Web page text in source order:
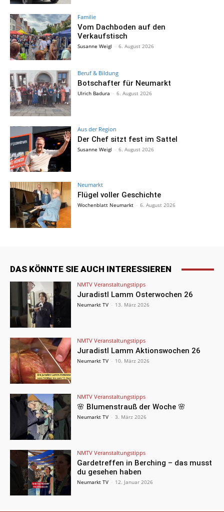
Familie
Vom Dachboden auf den
Verkaufstisch
Susanne Weigl - 6. August 2026
Beruf & Bildung
Botschafter für Neumarkt
Ulrich Badura - 6. August 2026
Aus der Region
Der Chef sitzt fest im Sattel
Susanne Weigl - 6. August 2026
Neumarkt
Flügel voller Geschichte
Wochenblatt Neumarkt - 6. August 2026
DAS KÖNNTE SIE AUCH INTERESSIEREN
NMTV Veranstaltungstipps
Juradistl Lamm Osterwochen 26
Neumarkt TV - 13. März 2026
NMTV Veranstaltungstipps
Juradistl Lamm Aktionswochen 26
Neumarkt TV - 10. März 2026
NMTV Veranstaltungstipps
🌸 Blumenstrauß der Woche 🌸
Neumarkt TV - 3. März 2026
NMTV Veranstaltungstipps
Gardetreffen in Berching – das musst
du gesehen haben
Neumarkt TV - 12. Januar 2026